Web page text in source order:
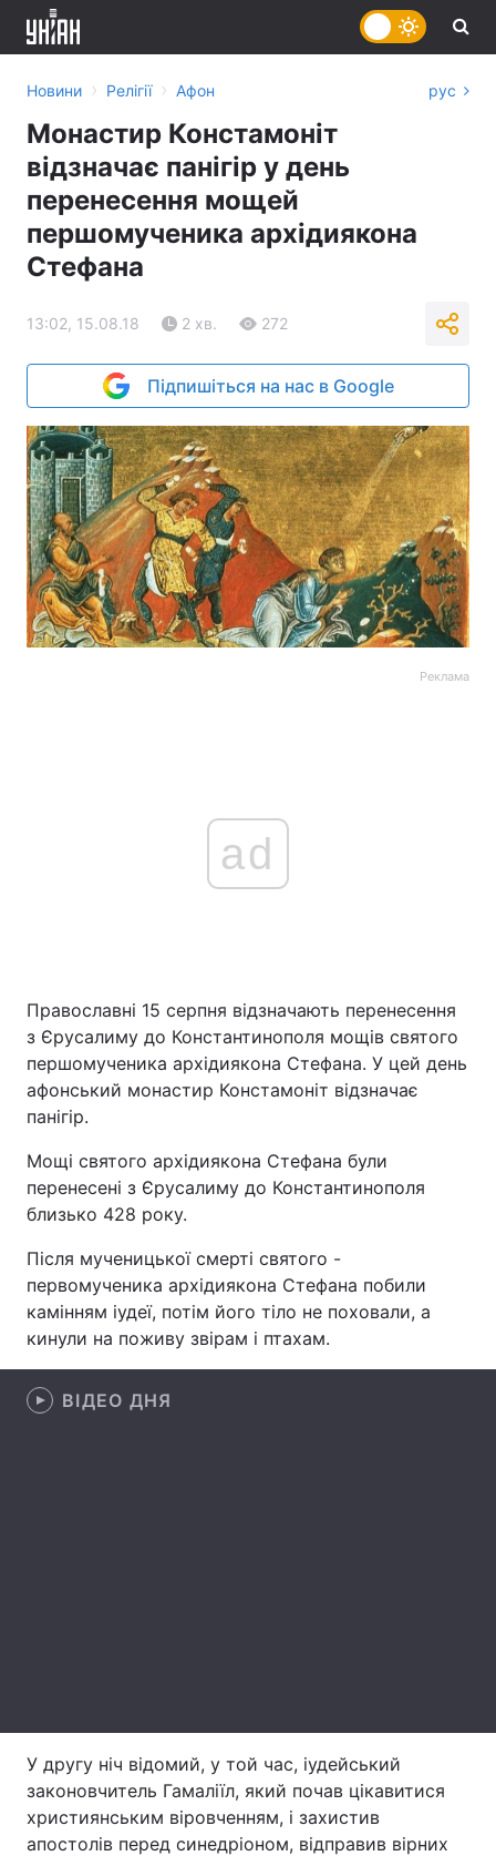
Головна Війна
Економіка Світ
Техно і зв'язок Лайт
Зброя Інциденти
Послуги
Новини › Релігії › Афон рус
Монастир Констамоніт
відзначає панігір у день
перенесення мощей
першомученика архідиякона
Стефана
13:02, 15.08.18 2 хв. 272
Підпишіться на нас в Google
Реклама
ad
Православні 15 серпня відзначають перенесення
з Єрусалиму до Константинополя мощів святого
першомученика архідиякона Стефана. У цей день
афонський монастир Констамоніт відзначає
панігір.
Мощі святого архідиякона Стефана були
перенесені з Єрусалиму до Константинополя
близько 428 року.
Після мученицької смерті святого -
первомученика архідиякона Стефана побили
камінням іудеї, потім його тіло не поховали, а
кинули на поживу звірам і птахам.
ВІДЕО ДНЯ
У другу ніч відомий, у той час, іудейський
законовчитель Гамаліїл, який почав цікавитися
християнським віровченням, і захистив
апостолів перед синедріоном, відправив вірних